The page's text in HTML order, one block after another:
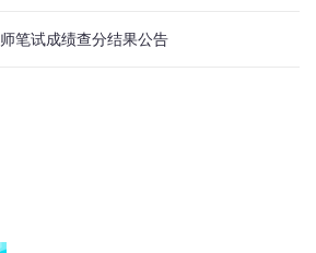
笔试成绩查分结果公告